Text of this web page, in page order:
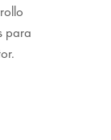
para